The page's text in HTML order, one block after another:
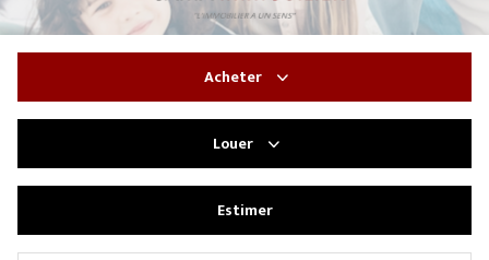
Acheter
Louer
Estimer